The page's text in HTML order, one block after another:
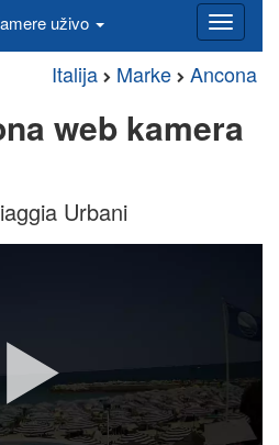
uživo
Italija Marke Ancona
web kamera
Urbani